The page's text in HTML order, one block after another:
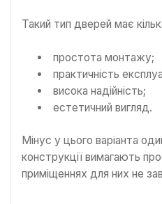
Такий тип дверей має
простота монтажу;
практичність
висока надійність;
естетичний вигляд.
Мінус у цього варіанта
конструкції вимагають
приміщеннях для них не